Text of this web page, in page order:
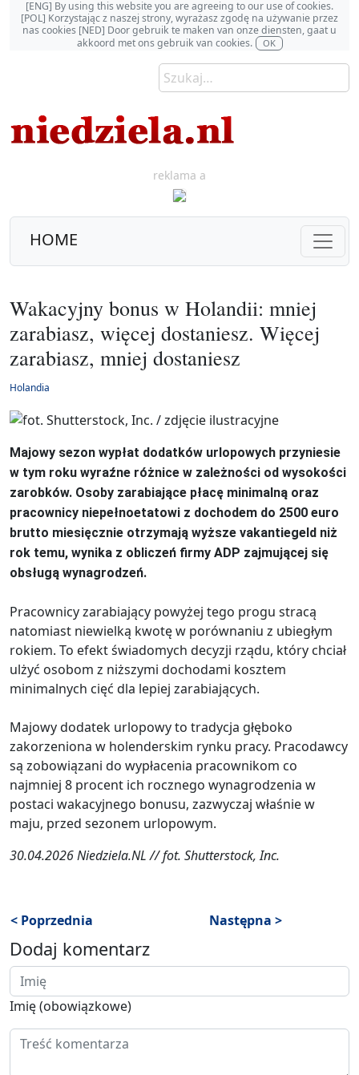
[ENG] By using this website you are agreeing to our use of cookies.
[POL] Korzystając z naszej strony, wyrażasz zgodę na używanie przez
nas cookies [NED] Door gebruik te maken van onze diensten, gaat u
akkoord met ons gebruik van cookies.
OK
reklama a
HOME
Wakacyjny bonus w Holandii: mniej
zarabiasz, więcej dostaniesz. Więcej
zarabiasz, mniej dostaniesz
Holandia
Majowy sezon wypłat dodatków urlopowych przyniesie
w tym roku wyraźne różnice w zależności od wysokości
zarobków. Osoby zarabiające płacę minimalną oraz
pracownicy niepełnoetatowi z dochodem do 2500 euro
brutto miesięcznie otrzymają wyższe vakantiegeld niż
rok temu, wynika z obliczeń firmy ADP zajmującej się
obsługą wynagrodzeń.
Pracownicy zarabiający powyżej tego progu stracą
natomiast niewielką kwotę w porównaniu z ubiegłym
rokiem. To efekt świadomych decyzji rządu, który chciał
ulżyć osobom z niższymi dochodami kosztem
minimalnych cięć dla lepiej zarabiających.
Majowy dodatek urlopowy to tradycja głęboko
zakorzeniona w holenderskim rynku pracy. Pracodawcy
są zobowiązani do wypłacenia pracownikom co
najmniej 8 procent ich rocznego wynagrodzenia w
postaci wakacyjnego bonusu, zazwyczaj właśnie w
maju, przed sezonem urlopowym.
30.04.2026 Niedziela.NL // fot. Shutterstock, Inc.
< Poprzednia Następna >
Dodaj komentarz
Imię (obowiązkowe)